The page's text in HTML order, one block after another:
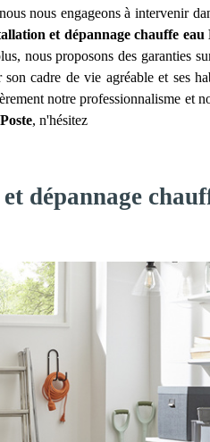
nous engageons à intervenir
et dépannage chauffe eau
nous proposons des garanties
son cadre de vie agréable et ses
notre professionnalisme et
, n'hésitez
dépannage